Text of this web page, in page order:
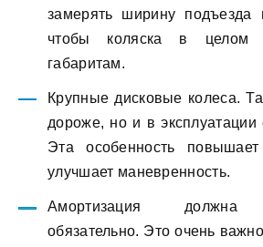
замерять ширину подъезда
чтобы коляска в целом
габаритам.
Крупные дисковые колеса.
дороже, но и в эксплуатации
Эта особенность
улучшает маневренность.
Амортизация должна
обязательно. Это очень